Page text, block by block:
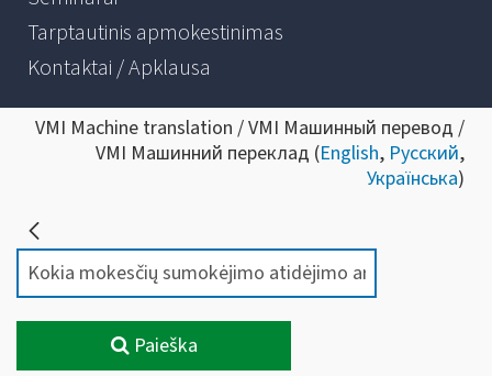
Tarptautinis apmokestinimas
Kontaktai / Apklausa
VMI Machine translation / VMI Машинный перевод /
VMI Машинний переклад (English, Русский,
Українська)
Paieška